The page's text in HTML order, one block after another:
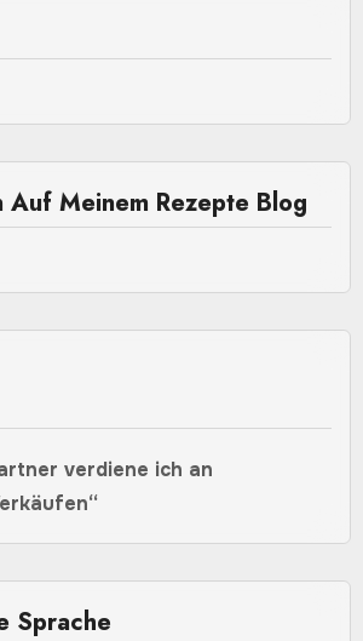
Auf Meinem Rezepte Blog
verdiene ich an
Sprache